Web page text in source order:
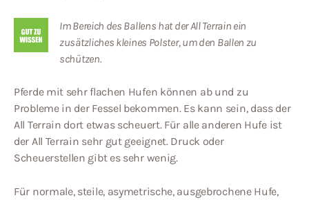
Im Bereich des Ballens hat der All Terrain ein
zusätzliches kleines Polster, um den Ballen zu
schützen.
Pferde mit sehr flachen Hufen können ab und zu
Probleme in der Fessel bekommen. Es kann sein, dass der
All Terrain dort etwas scheuert. Für alle anderen Hufe ist
der All Terrain sehr gut geeignet. Druck oder
Scheuerstellen gibt es sehr wenig.
Für normale, steile, asymetrische, ausgebrochene Hufe,